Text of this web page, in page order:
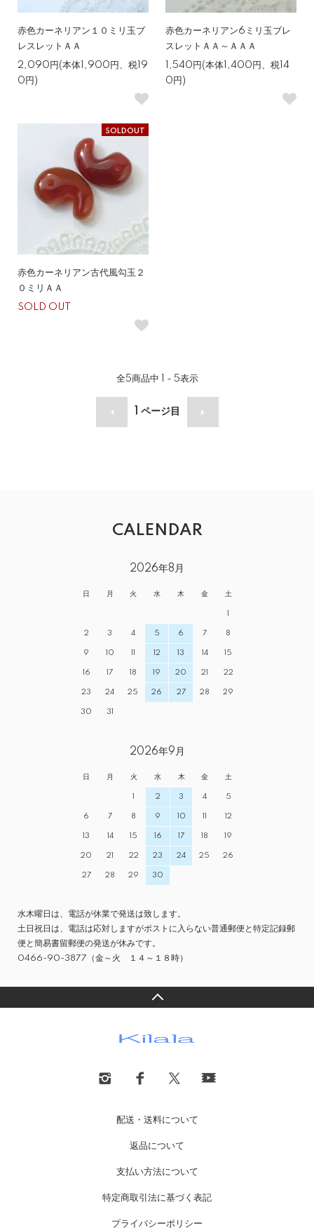
赤色カーネリアン１０ミリ玉ブ
レスレットＡＡ
2,090円(本体1,900円、税19
0円)
赤色カーネリアン6ミリ玉ブレ
スレットＡＡ～ＡＡＡ
1,540円(本体1,400円、税14
0円)
SOLDOUT
赤色カーネリアン古代風勾玉２
０ミリＡＡ
SOLD OUT
全5商品中 1 - 5表示
ページ目
CALENDAR
2026年8月
日 月 火 水 木 金 土
1
2 3 4 5 6 7 8
9 10 11 12 13 14 15
16 17 18 19 20 21 22
23 24 25 26 27 28 29
30 31
2026年9月
日 月 火 水 木 金 土
1 2 3 4 5
6 7 8 9 10 11 12
13 14 15 16 17 18 19
20 21 22 23 24 25 26
27 28 29 30
水木曜日は、電話が休業で発送は致します。
土日祝日は、電話は応対しますがポストに入らない普通郵便と特定記録郵
便と簡易書留郵便の発送が休みです。
0466-90-3877（金～火 １４～１８時）
配送・送料について
返品について
支払い方法について
特定商取引法に基づく表記
プライバシーポリシー